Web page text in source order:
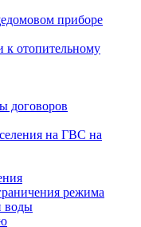
приборе
к отопительному
договоров
на ГВС на
режима
воды